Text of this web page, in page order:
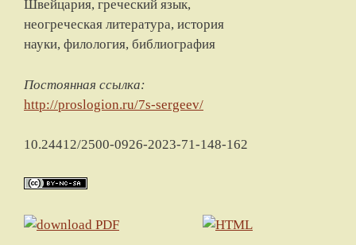
Швейцария, греческий язык,
неогреческая литература, история
науки, филология, библиография
Постоянная ссылка:
http://proslogion.ru/7s-sergeev/
10.24412/2500-0926-2023-71-148-162